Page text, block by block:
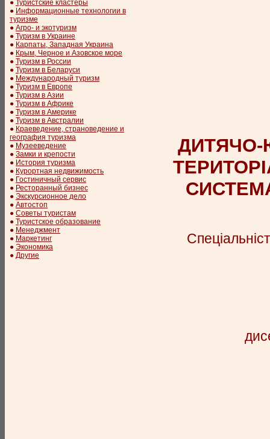
● Туристские кластеры
● Информационные технологии в
туризме
● Агро- и экотуризм
● Туризм в Украине
● Карпаты, Западная Украина
● Крым, Черное и Азовское море
● Туризм в России
● Туризм в Беларуси
● Международный туризм
● Туризм в Европе
● Туризм в Азии
● Туризм в Африке
● Туризм в Америке
● Туризм в Австралии
● Краеведение, страноведение и
география туризма
● Музееведение
● Замки и крепости
● История туризма
● Курортная недвижимость
● Гостиничный сервис
● Ресторанный бизнес
● Экскурсионное дело
● Автостоп
● Советы туристам
● Туристское образование
● Менеджмент
● Маркетинг
● Экономика
● Другие
ДИТЯЧО-